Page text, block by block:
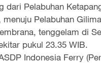
dari Pelabuhan
menuju Pelabuhan
tenggelam di
pukul 23.35 WIB.
Indonesia Ferry